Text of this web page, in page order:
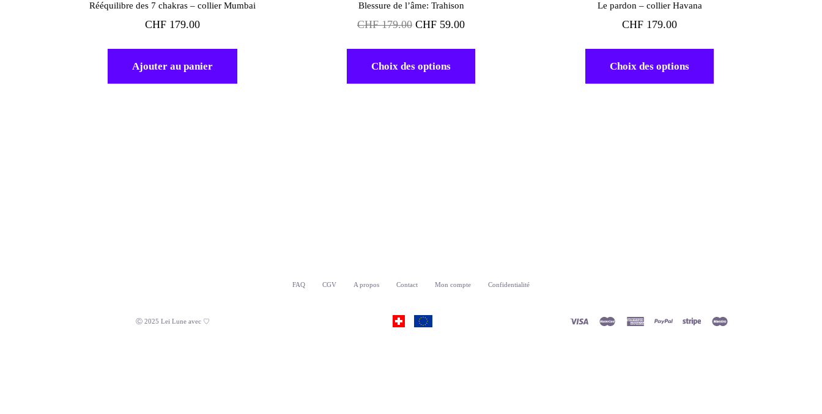
Rééquilibre des 7 chakras – collier Mumbai
CHF 179.00
Ajouter au panier
Blessure de l’âme: Trahison
CHF179.00 CHF 59.00
Choix des options
Le pardon – collier Havana
CHF 179.00
Choix des options
FAQ CGV A propos Contact Mon compte Confidentialité
Ⓒ 2025 Lei Lune avec ♡